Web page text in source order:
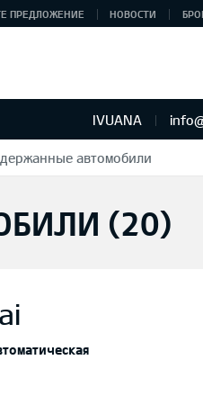
ПРЕДЛОЖЕНИЕ НОВОСТИ
IVUANA
автомобили
(20)